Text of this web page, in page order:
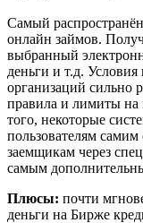
Самый
онлайн займов.
выбранный
деньги и т.д.
организаций сильно
правила и лимиты на
того, некоторые
пользователям
заемщикам через
самым
Плюсы: почти
деньги на Бирже